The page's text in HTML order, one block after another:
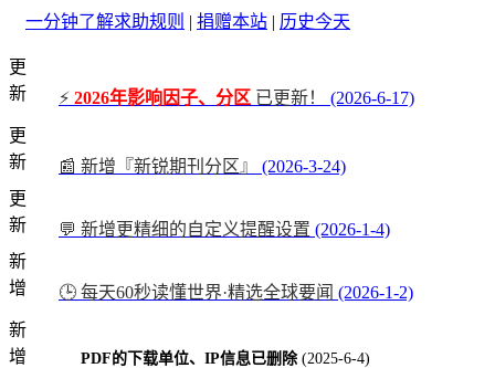
一分钟了解求助规则 | 捐赠本站 | 历史今天
更
新
⚡ 2026年影响因子、分区 已更新！
(2026-6-17)
更
新
📰 新增『新锐期刊分区』
(2026-3-24)
更
新
💬 新增更精细的自定义提醒设置 (2026-1-4)
新
增
🕒 每天60秒读懂世界·精选全球要闻 (2026-1-2)
新
增
PDF的下载单位、IP信息已删除 (2025-6-4)